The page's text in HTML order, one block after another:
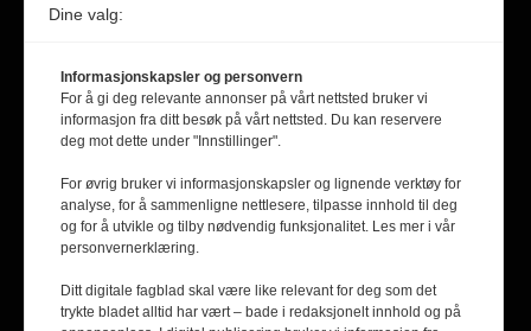
F
a
c
e
o
X
(
T
w
t
Y
u
T
b
L
n
k
d
ABONNER PÅ VÅRT NYHETSBREV
SEND
Dine valg:
Informasjonskapsler og personvern
For å gi deg relevante annonser på vårt nettsted bruker vi
informasjon fra ditt besøk på vårt nettsted. Du kan reservere
deg mot dette under "Innstillinger".
For øvrig bruker vi informasjonskapsler og lignende verktøy for
analyse, for å sammenligne nettlesere, tilpasse innhold til deg
og for å utvikle og tilby nødvendig funksjonalitet. Les mer i vår
personvernerklæring.
Ditt digitale fagblad skal være like relevant for deg som det
trykte bladet alltid har vært – bade i redaksjonelt innhold og på